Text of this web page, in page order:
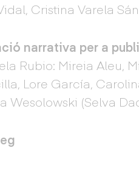
Cristina Varela
narrativa per a
Rubio: Mireia Aleu,
Lore García,
Wesolowski (Selva